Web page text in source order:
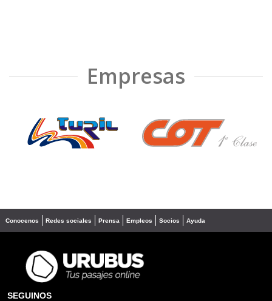
Empresas
❮ ❯
Conocenos Redes sociales Prensa Empleos Socios Ayuda
SEGUINOS